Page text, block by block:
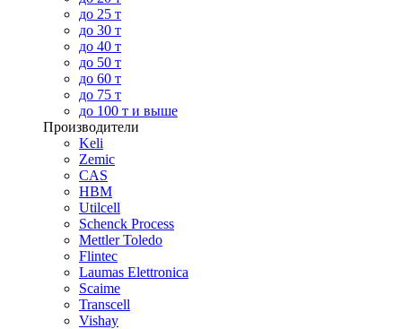
до 25 т
до 30 т
до 40 т
до 50 т
до 60 т
до 75 т
до 100 т и выше
Производители
Keli
Zemic
CAS
HBM
Utilcell
Schenck Process
Mettler Toledo
Flintec
Laumas Elettronica
Scaime
Transcell
Vishay